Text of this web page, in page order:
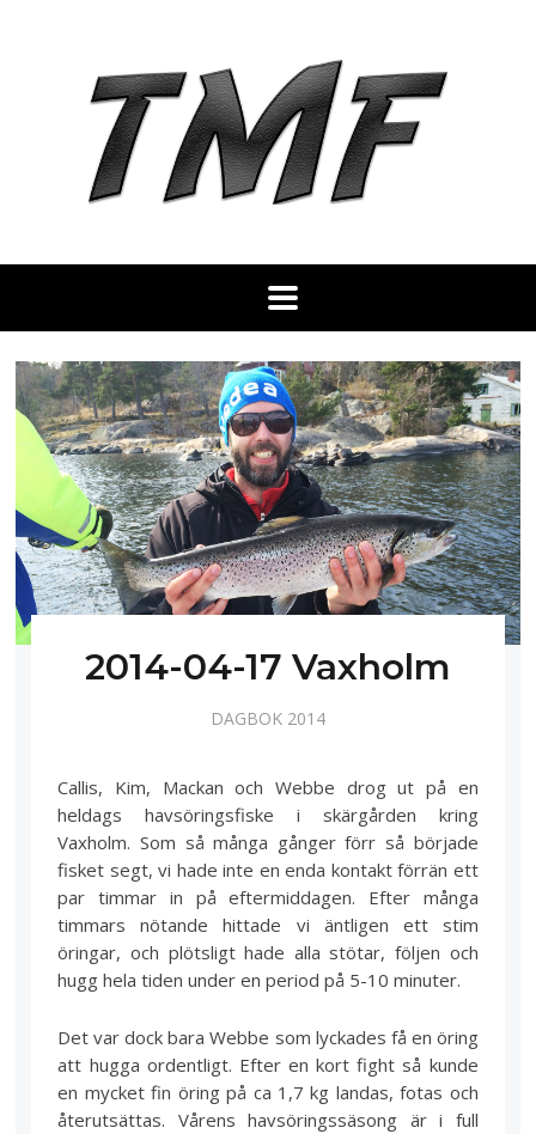
2014-04-17 Vaxholm
DAGBOK 2014
Callis, Kim, Mackan och Webbe drog ut på en
heldags havsöringsfiske i skärgården kring
Vaxholm. Som så många gånger förr så började
fisket segt, vi hade inte en enda kontakt förrän ett
par timmar in på eftermiddagen. Efter många
timmars nötande hittade vi äntligen ett stim
öringar, och plötsligt hade alla stötar, följen och
hugg hela tiden under en period på 5-10 minuter.
Det var dock bara Webbe som lyckades få en öring
att hugga ordentligt. Efter en kort fight så kunde
en mycket fin öring på ca 1,7 kg landas, fotas och
återutsättas. Vårens havsöringssäsong är i full